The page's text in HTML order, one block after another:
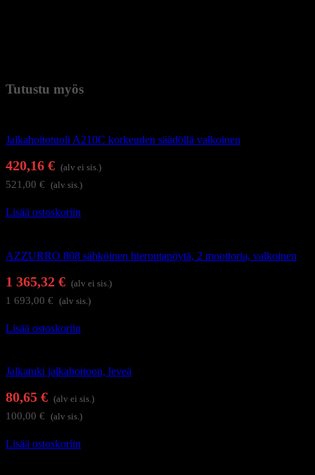
Tutustu myös
Jalkahoitotuoli A210C korkeuden säädöllä valkoinen
420,16 € (alv ei sis.)
521,00 € (alv sis.)
Lisää ostoskoriin
AZZURRO 808 sähköinen hierontapöytä, 2 moottoria, valkoinen
1 365,32 € (alv ei sis.)
1 693,00 € (alv sis.)
Lisää ostoskoriin
Jalkatuki jalkahoitoon, leveä
80,65 € (alv ei sis.)
100,00 € (alv sis.)
Lisää ostoskoriin